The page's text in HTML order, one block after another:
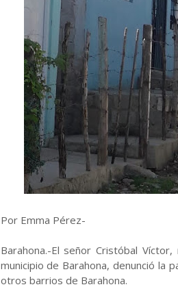
Por Emma Pérez-
Barahona.-El señor Cristóbal
municipio de Barahona, denunció la
otros barrios de Barahona.